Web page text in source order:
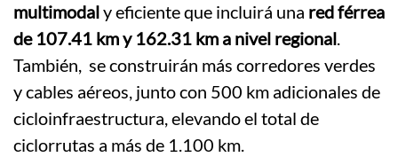
multimodaly eficiente que incluirá una red férrea
de 107.41 km y 162.31 km a nivel regional.
También, se construirán más corredores verdes
y cables aéreos, junto con 500 km adicionales de
cicloinfraestructura, elevando el total de
ciclorrutas a más de 1.100 km.